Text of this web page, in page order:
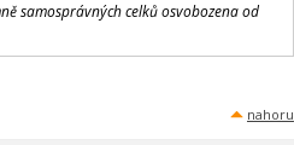
samosprávných celků osvobozena od
nahoru